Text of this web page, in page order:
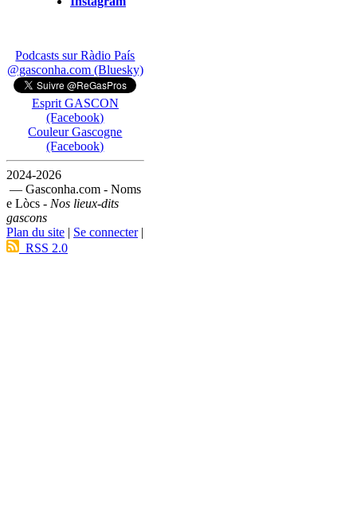
Podcasts sur Ràdio País
@gasconha.com (Bluesky)
Esprit GASCON
(Facebook)
Couleur Gascogne
(Facebook)
2024-2026
— Gasconha.com - Noms
e Lòcs - Nos lieux-dits
gascons
Plan du site | Se connecter|
RSS 2.0